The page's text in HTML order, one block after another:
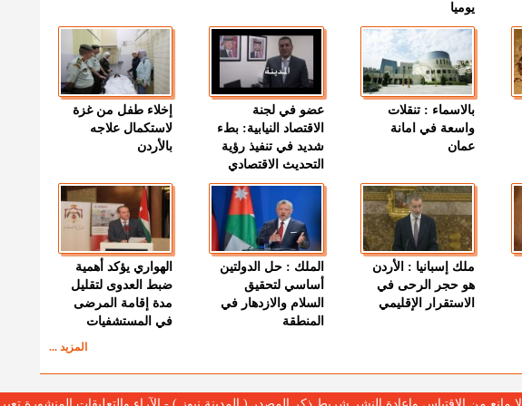
يوميا
بالاسماء : تنقلات
واسعة في امانة
عمان
عضو في لجنة
الاقتصاد النيابية: بطء
شديد في تنفيذ رؤية
التحديث الاقتصادي
إخلاء طفل من غزة
لاستكمال علاجه
بالأردن
ملك إسبانيا : الأردن
هو حجر الرحى في
الاستقرار الإقليمي
الملك : حل الدولتين
أساسي لتحقيق
السلام والازدهار في
المنطقة
الهواري يؤكد أهمية
ضبط العدوى لتقليل
مدة إقامة المرضى
في المستشفيات
المزيد ...